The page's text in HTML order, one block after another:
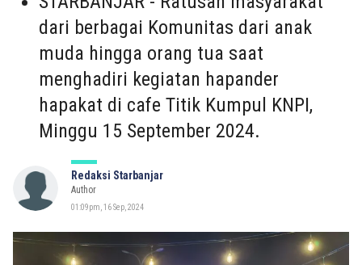
dari berbagai Komunitas dari anak
muda hingga orang tua saat
menghadiri kegiatan hapander
hapakat di cafe Titik Kumpul KNPI,
Minggu 15 September 2024.
Redaksi Starbanjar
Author
01:09pm, 16 Sep, 2024